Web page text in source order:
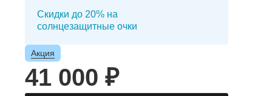
Скидки до 20% на
солнцезащитные очки
Акция
41 000 ₽